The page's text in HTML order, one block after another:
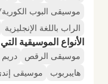
موسيقى البوب الكورية/
الراب باللغة الإنجليزية
الأنواع الموسيقية
موسيقى الرقص
هايبربوب
موسيقى